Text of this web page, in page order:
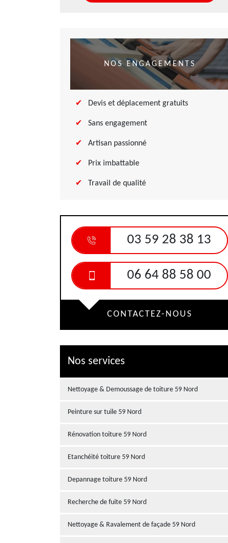
NOS ENGAGEMENTS
Devis et déplacement gratuits
Sans engagement
Artisan passionné
Prix imbattable
Travail de qualité
03 59 28 38 13
06 64 88 58 00
CONTACTEZ-NOUS
Nos services
Nettoyage & Demoussage de toiture 59 Nord
Peinture sur tuile 59 Nord
Rénovation toiture 59 Nord
Etanchéité toiture 59 Nord
Depannage toiture 59 Nord
Recherche de fuite 59 Nord
Nettoyage & Ravalement de façade 59 Nord